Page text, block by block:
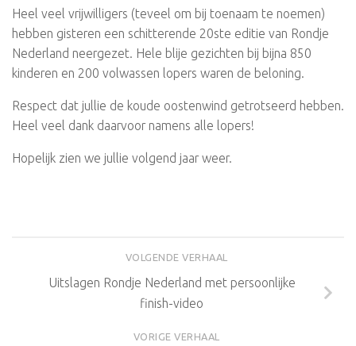
Heel veel vrijwilligers (teveel om bij toenaam te noemen)
hebben gisteren een schitterende 20ste editie van Rondje
Nederland neergezet. Hele blije gezichten bij bijna 850
kinderen en 200 volwassen lopers waren de beloning.
Respect dat jullie de koude oostenwind getrotseerd hebben.
Heel veel dank daarvoor namens alle lopers!
Hopelijk zien we jullie volgend jaar weer.
VOLGENDE VERHAAL
Uitslagen Rondje Nederland met persoonlijke
finish-video
VORIGE VERHAAL